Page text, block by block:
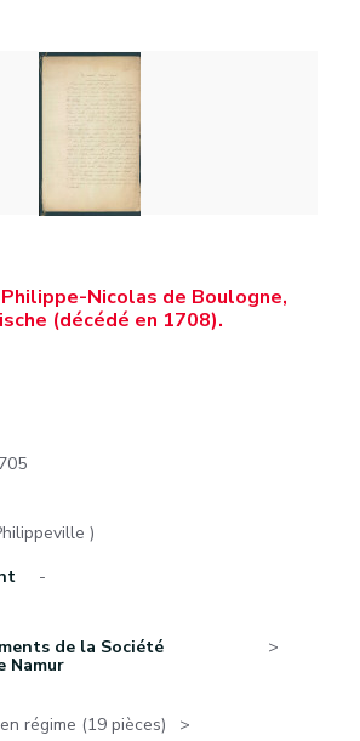
Nicolas de Boulogne,
(décédé en 1708).
)
-
de la Société
Namur
régime (19 pièces)